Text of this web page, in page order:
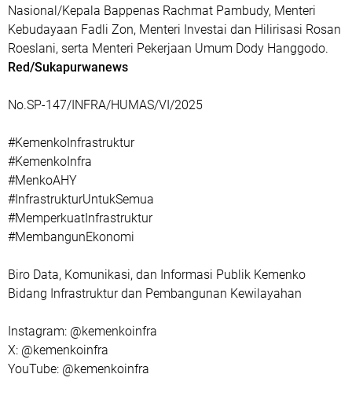
Nasional/Kepala Bappenas Rachmat Pambudy, Menteri
Kebudayaan Fadli Zon, Menteri Investai dan Hilirisasi Rosan
Roeslani, serta Menteri Pekerjaan Umum Dody Hanggodo.
Red/Sukapurwanews
No.SP-147/INFRA/HUMAS/VI/2025
#KemenkoInfrastruktur
#KemenkoInfra
#MenkoAHY
#InfrastrukturUntukSemua
#MemperkuatInfrastruktur
#MembangunEkonomi
Biro Data, Komunikasi, dan Informasi Publik Kemenko
Bidang Infrastruktur dan Pembangunan Kewilayahan
Instagram: @kemenkoinfra
X: @kemenkoinfra
YouTube: @kemenkoinfra